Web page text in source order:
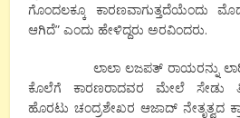
ಗೊಂದಲಕ್ಕೂ ಕಾರಣವಾಗುತ್ತದೆಯೆಂದು
ಆಗಿದೆ” ಎಂದು ಹೇಳಿದ್ದರು ಅರವಿಂದರು.
ಲಾಲಾ ಲಜಪತ್ ರಾಯರನ್ನು
ಕೊಲೆಗೆ ಕಾರಣರಾದವರ ಮೇಲೆ ಸೇಡು
ಹೊರಟು ಚಂದ್ರಶೇಖರ ಆಜಾದ್ ನೇತೃತ್ವದ